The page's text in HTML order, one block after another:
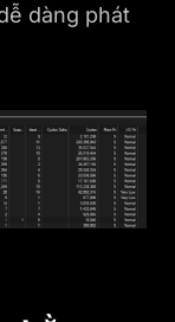
dàng phát